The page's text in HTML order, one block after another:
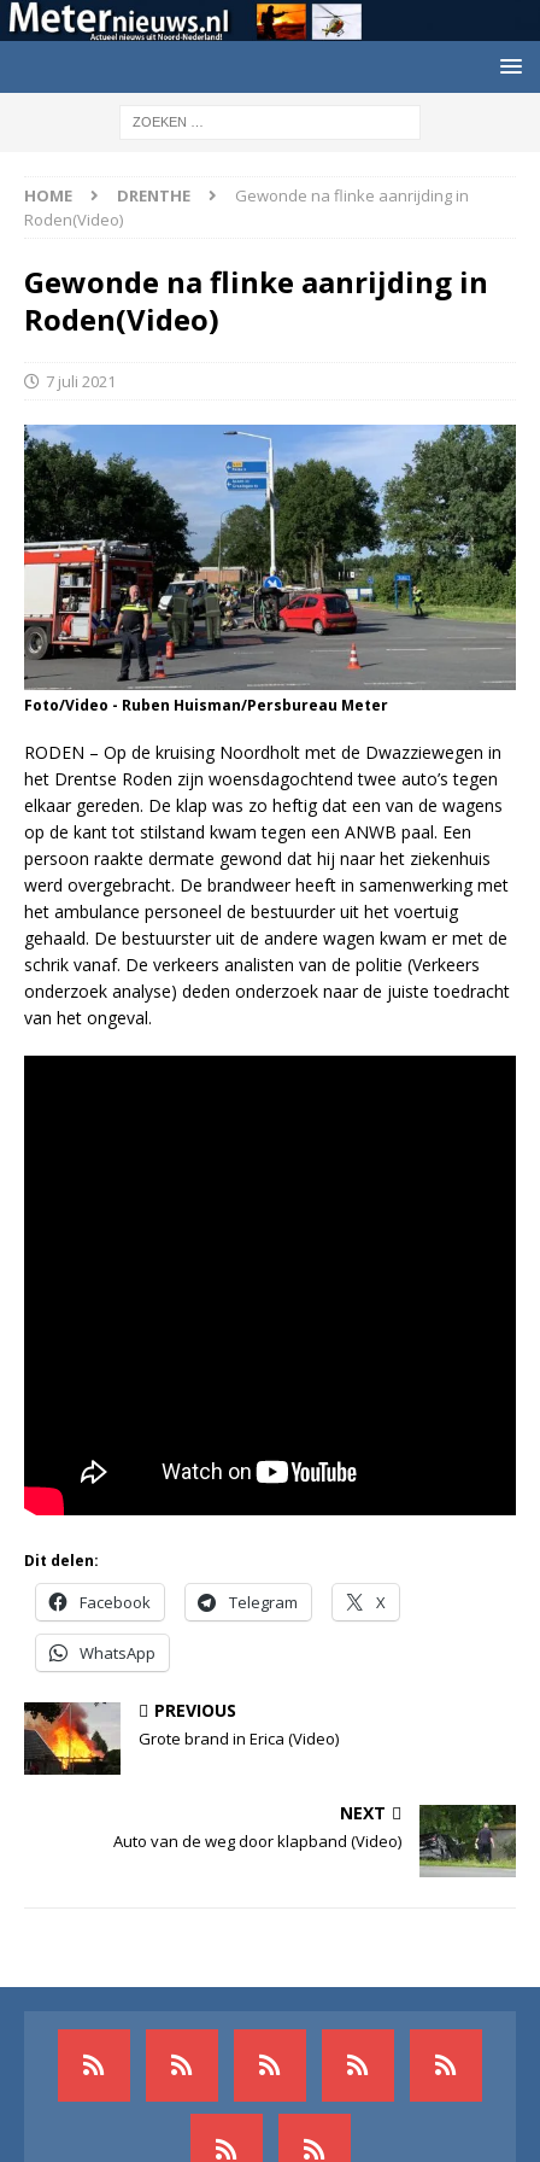
HOME DRENTHE
Gewonde na flinke aanrijding in
Roden(Video)
Gewonde na flinke aanrijding in
Roden(Video)
7 juli 2021
Foto/Video - Ruben Huisman/Persbureau Meter
RODEN – Op de kruising Noordholt met de Dwazziewegen in
het Drentse Roden zijn woensdagochtend twee auto’s tegen
elkaar gereden. De klap was zo heftig dat een van de wagens
op de kant tot stilstand kwam tegen een ANWB paal. Een
persoon raakte dermate gewond dat hij naar het ziekenhuis
werd overgebracht. De brandweer heeft in samenwerking met
het ambulance personeel de bestuurder uit het voertuig
gehaald. De bestuurster uit de andere wagen kwam er met de
schrik vanaf. De verkeers analisten van de politie (Verkeers
onderzoek analyse) deden onderzoek naar de juiste toedracht
van het ongeval.
Dit delen:
Facebook Telegram X
WhatsApp
PREVIOUS
Grote brand in Erica (Video)
NEXT
Auto van de weg door klapband (Video)